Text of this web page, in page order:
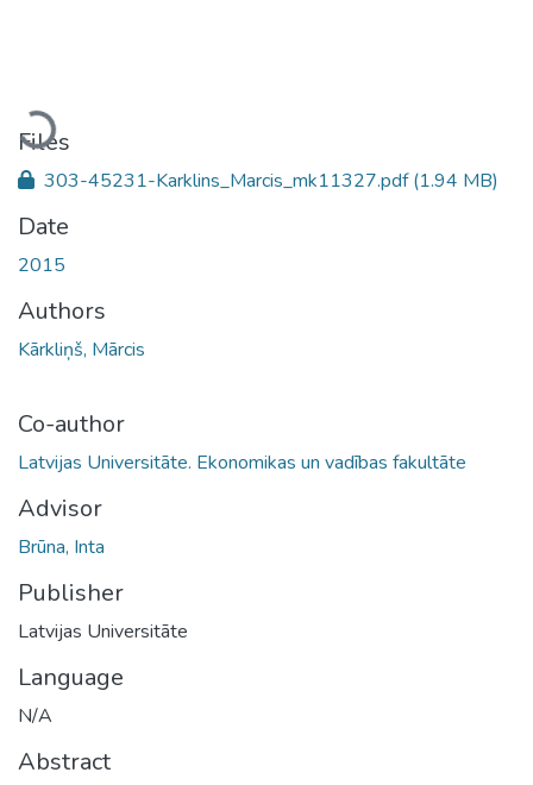
Loading...
Files
303-45231-Karklins_Marcis_mk11327.pdf(1.94 MB)
Date
2015
Authors
Kārkliņš, Mārcis
Co-author
Latvijas Universitāte. Ekonomikas un vadības fakultāte
Advisor
Brūna, Inta
Publisher
Latvijas Universitāte
Language
N/A
Abstract